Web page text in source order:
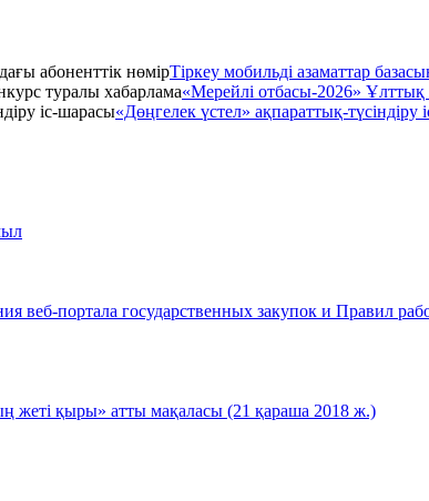
Тіркеу мобильді азаматтар
«Мерейлi отбасы-2026» Ұлттық
«Дөңгелек үстел» ақпараттық-түсіндіру
веб-портала государственных закупок и Правил
қыры» атты мақаласы (21 қараша 2018 ж.)